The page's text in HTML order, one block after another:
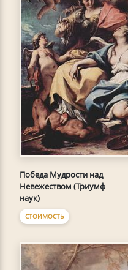
Победа Мудрости над
Невежеством (Триумф
наук)
СТОИМОСТЬ